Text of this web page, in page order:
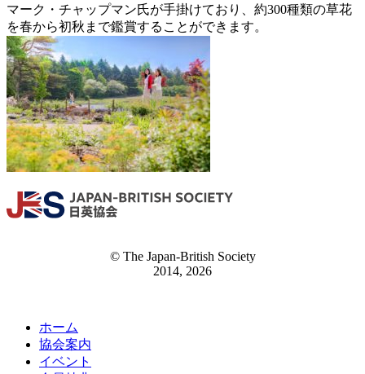
マーク・チャップマン氏が手掛けており、約300種類の草花
を春から初秋まで鑑賞することができます。
© The Japan-British Society
2014, 2026
ホーム
協会案内
イベント